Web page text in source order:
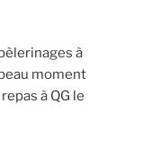
à
moment
à QG le